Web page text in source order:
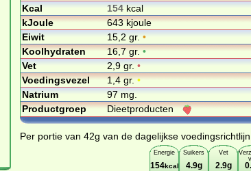
Kcal
154 kcal
kJoule
643 kjoule
Eiwit
15,2 gr. •
Koolhydraten
16,7 gr.•
Vet
2,9 gr. •
Voedingsvezel
1,4 gr.•
Natrium
97 mg.
Productgroep
Dieetproducten
Per portie van 42g van de dagelijkse
Energie
154kcal
Suikers
4.9g
Vet
2.9g